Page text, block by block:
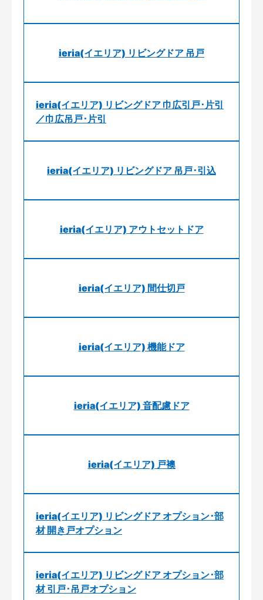
ieria(イエリア) リビングドア 吊戸
ieria(イエリア) リビングドア 巾広引戸･片引
／巾広吊戸･片引
ieria(イエリア) リビングドア 吊戸･引込
ieria(イエリア) アウトセットドア
ieria(イエリア) 間仕切戸
ieria(イエリア) 機能ドア
ieria(イエリア) 音配慮ドア
ieria(イエリア) 戸襖
ieria(イエリア) リビングドア オプション･部
材 開き戸オプション
ieria(イエリア) リビングドア オプション･部
材 引戸･吊戸オプション